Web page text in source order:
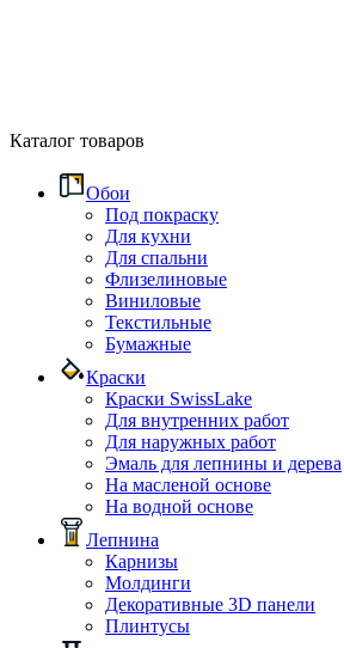
Каталог товаров
Обои
Под покраску
Для кухни
Для спальни
Флизелиновые
Виниловые
Текстильные
Бумажные
Краски
Краски SwissLake
Для внутренних работ
Для наружных работ
Эмаль для лепнины и дерева
На масленой основе
На водной основе
Лепнина
Карнизы
Молдинги
Декоративные 3D панели
Плинтусы